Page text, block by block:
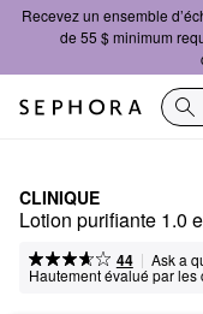
Recevez un ensemble
de 55 $ minimum
CLINIQUE
Lotion purifiante 1.0
44 | Ask a
Hautement évalué par les